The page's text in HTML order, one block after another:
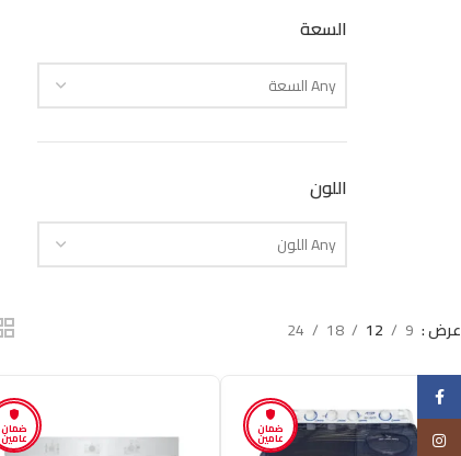
السعة
Any السعة
اللون
Any اللون
عرض 9
12
18
24
ضمان
عامين
ضمان
عامين
Instagram